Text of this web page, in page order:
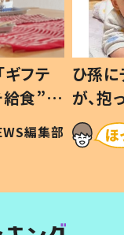
フテ
食”を
和の親
編集部
ひ孫
が、
「涙が
い」